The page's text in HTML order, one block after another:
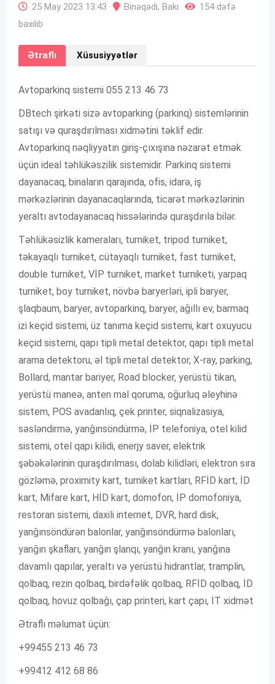
25 May 2023 13:43 Binəqədi, Bakı
154 dəfə
baxılıb
Ətraflı Xüsusiyyətlər
Avtoparkinq sistemi 055 213 46 73
DBtech şirkəti sizə avtoparking (parkinq) sistemlərinin
satışı və quraşdırılması xidmətini təklif edir.
Avtoparkinq nəqliyyatın giriş-çıxışına nəzarət etmək
üçün ideal təhlükəszilik sistemidir. Parkinq sistemi
dayanacaq, binaların qarajında, ofis, idarə, iş
mərkəzlərinin dayanacaqlarında, ticarət mərkəzlərinin
yeraltı avtodayanacaq hissələrində quraşdırıla bilər.
Təhlükəsizlik kameraları, turniket, tripod turniket,
təkayaqlı turniket, cütayaqlı turniket, fast turniket,
double turniket, VİP turniket, market turniketi, yarpaq
turniket, boy turniket, növbə baryerləri, ipli baryer,
şlaqbaum, baryer, avtoparkinq, baryer, ağıllı ev, barmaq
izi keçid sistemi, üz tanıma keçid sistemi, kart oxuyucu
keçid sistemi, qapı tipli metal detektor, qapı tipli metal
arama detektoru, əl tipli metal detektor, X-ray, parking,
Bollard, mantar bariyer, Road blocker, yerüstü tikan,
yerüstü maneə, anten mal qoruma, oğurluq əleyhinə
sistem, POS avadanlıq, çek printer, siqnalizasiya,
səsləndirmə, yanğınsöndürmə, İP telefoniya, otel kilid
sistemi, otel qapı kilidi, enerjy saver, elektrik
şəbəkələrinin quraşdırılması, dolab kilidləri, elektron sıra
gözləmə, proximity kart, turniket kartları, RFİD kart, İD
kart, Mifare kart, HİD kart, domofon, İP domofoniya,
restoran sistemi, daxili internet, DVR, hard disk,
yanğınsöndürən balonlar, yanğınsöndürmə balonları,
yanğın şkafları, yanğın şlanqı, yanğın kranı, yanğına
davamlı qapılar, yeraltı və yerüstü hidrantlar, tramplin,
qolbaq, rezin qolbaq, birdəfəlik qolbaq, RFİD qolbaq, İD
qolbaq, hovuz qolbağı, çap printeri, kart çapı, İT xidmət
Ətraflı məlumat üçün:
+99455 213 46 73
+99412 412 68 86